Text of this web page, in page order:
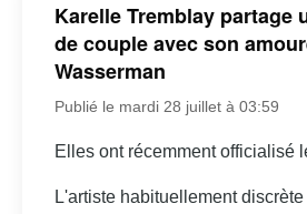
Karelle Tremblay partage
de couple avec son
Wasserman
Publié le mardi 28 juillet à 03:59
Elles ont récemment officialisé
L'artiste habituellement